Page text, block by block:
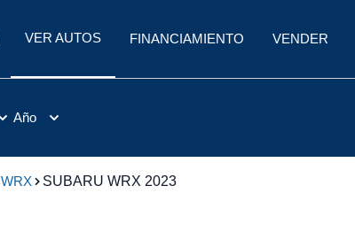
VER AUTOS FINANCIAMIENTO VENDER
Año
WRX SUBARU WRX 2023